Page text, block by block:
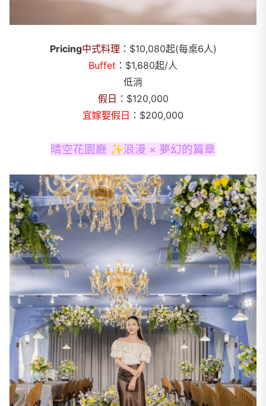
Pricing中式料理 ：$10,080起(每桌6人)
Buffet ：$1,680起/人
低消
假日 ：$120,000
宜嫁娶假日 ：$200,000
晴空花園廳 ✨浪漫 × 夢幻的篇章